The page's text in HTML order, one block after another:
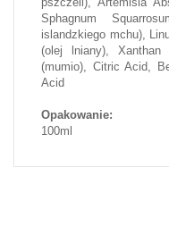
Sphagnum
islandzkiego mchu),
(olej lniany), Xanthan
(mumio), Citric Acid,
Acid
Opakowanie:
100ml